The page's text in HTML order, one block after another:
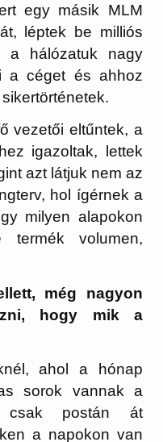
egy másik MLM
léptek be milliós
a hálózatuk nagy
a céget és ahhoz
vezetői eltűntek, a
igazoltak, lettek
azt látjuk nem az
hol ígérnek a
milyen alapokon
volumen,
még nagyon
hogy mik a
ahol a hónap
sorok vannak a
csak postán át
a napokon van